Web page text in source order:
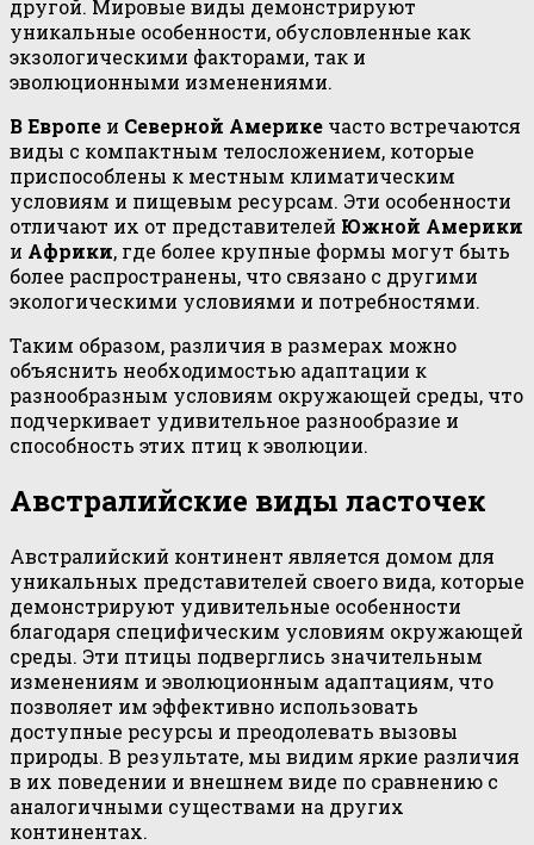
другой. Мировые виды демонстрируют
уникальные особенности, обусловленные как
экзологическими факторами, так и
эволюционными изменениями.
В Европе и Северной Америке часто встречаются
виды с компактным телосложением, которые
приспособлены к местным климатическим
условиям и пищевым ресурсам. Эти особенности
отличают их от представителей Южной Америки
и Африки, где более крупные формы могут быть
более распространены, что связано с другими
экологическими условиями и потребностями.
Таким образом, различия в размерах можно
объяснить необходимостью адаптации к
разнообразным условиям окружающей среды, что
подчеркивает удивительное разнообразие и
способность этих птиц к эволюции.
Австралийские виды ласточек
Австралийский континент является домом для
уникальных представителей своего вида, которые
демонстрируют удивительные особенности
благодаря специфическим условиям окружающей
среды. Эти птицы подверглись значительным
изменениям и эволюционным адаптациям, что
позволяет им эффективно использовать
доступные ресурсы и преодолевать вызовы
природы. В результате, мы видим яркие различия
в их поведении и внешнем виде по сравнению с
аналогичными существами на других
континентах.